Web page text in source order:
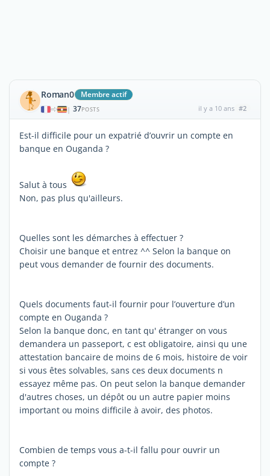
Roman0 Membre actif
| 37POSTS il y a 10 ans #2
Est-il difficile pour un expatrié d’ouvrir un compte en
banque en Ouganda ?
Salut à tous
Non, pas plus qu'ailleurs.
Quelles sont les démarches à effectuer ?
Choisir une banque et entrez ^^ Selon la banque on
peut vous demander de fournir des documents.
Quels documents faut-il fournir pour l’ouverture d’un
compte en Ouganda ?
Selon la banque donc, en tant qu' étranger on vous
demandera un passeport, c est obligatoire, ainsi qu une
attestation bancaire de moins de 6 mois, histoire de voir
si vous êtes solvables, sans ces deux documents n
essayez même pas. On peut selon la banque demander
d'autres choses, un dépôt ou un autre papier moins
important ou moins difficile à avoir, des photos.
Combien de temps vous a-t-il fallu pour ouvrir un
compte ?